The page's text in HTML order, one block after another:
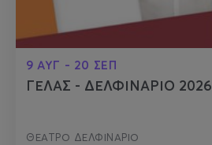
9 ΑΥΓ - 20 ΣΕΠ
ΓΕΛΑΣ - ΔΕΛΦΙΝΑΡΙΟ 2026
ΘΕΑΤΡΟ ΔΕΛΦΙΝΑΡΙΟ